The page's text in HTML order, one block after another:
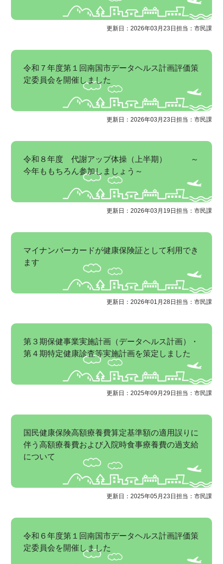
更新日：2026年03月23日 担当：市民課
令和７年度第１回南国市データヘルス計画評価策
定委員会を開催しました
更新日：2026年03月23日 担当：市民課
令和８年度 代謝アップ体操（上半期） ～
今年ももちろん参加しましょう～
更新日：2026年03月19日 担当：市民課
マイナンバーカードが健康保険証として利用でき
ます
更新日：2026年01月28日 担当：市民課
第３期保健事業実施計画（データヘルス計画）・
第４期特定健康診査等実施計画を策定しました
更新日：2025年09月29日 担当：市民課
国民健康保険高額療養費算定基準額の適用誤りに
伴う高額療養費および入院時食事療養費の過支給
について
更新日：2025年05月23日 担当：市民課
令和６年度第１回南国市データヘルス計画評価策
定委員会を開催しました